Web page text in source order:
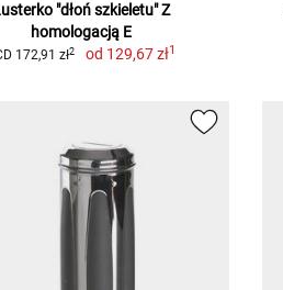
"dłoń szkieletu" Z
homologacją E
172,91 zł2 od 129,67 zł1